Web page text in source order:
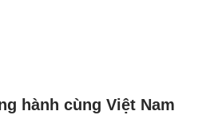
hành cùng Việt Nam